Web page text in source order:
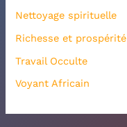
Nettoyage spirituelle
Richesse et prospérité
Travail Occulte
Voyant Africain